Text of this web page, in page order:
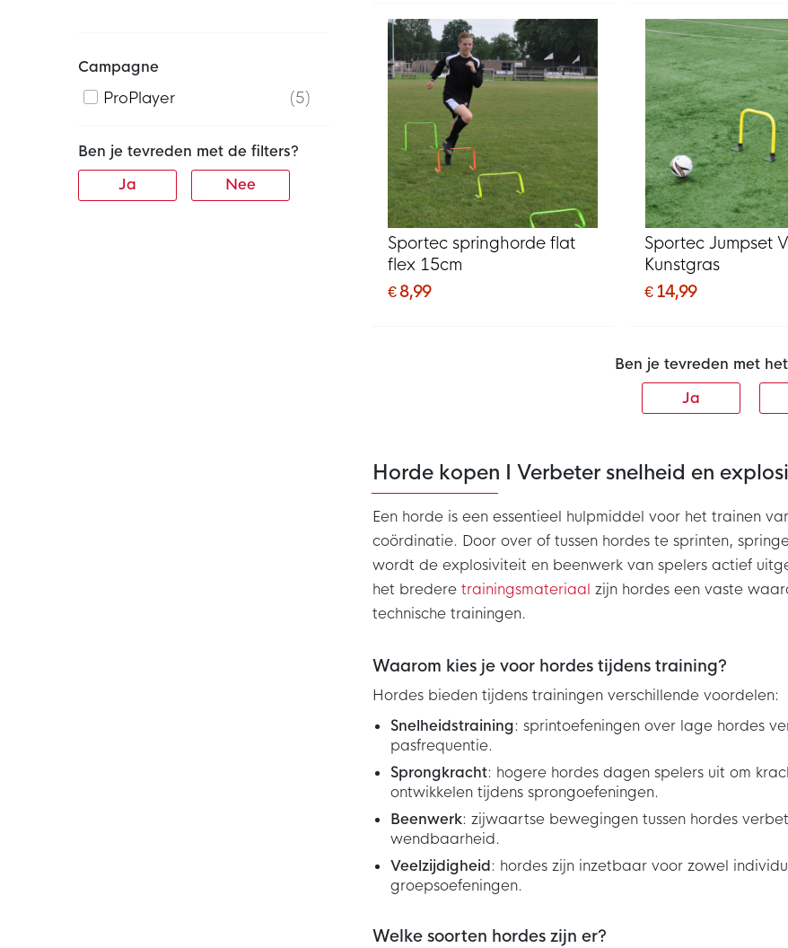
Sportec springhorde flat
flex 15cm
€ 8,99
Sportec Jumpset V
Kunstgras
€ 14,99
Ben je tevreden met
Ja
Horde kopen I Verbeter snelheid en
Een horde is een essentieel hulpmiddel voor het trainen
coördinatie. Door over of tussen hordes te sprinten,
wordt de explosiviteit en beenwerk van spelers actief
het bredere trainingsmateriaal zijn hordes een vaste
technische trainingen.
Waarom kies je voor hordes tijdens training?
Hordes bieden tijdens trainingen verschillende voordelen:
Snelheidstraining: sprintoefeningen over lage hordes
pasfrequentie.
Sprongkracht: hogere hordes dagen spelers uit om
ontwikkelen tijdens sprongoefeningen.
Beenwerk: zijwaartse bewegingen tussen hordes
wendbaarheid.
Veelzijdigheid: hordes zijn inzetbaar voor zowel
groepsoefeningen.
Welke soorten hordes zijn er?
Campagne
ProPlayer
5
Ben je tevreden met de filters?
Ja
Nee